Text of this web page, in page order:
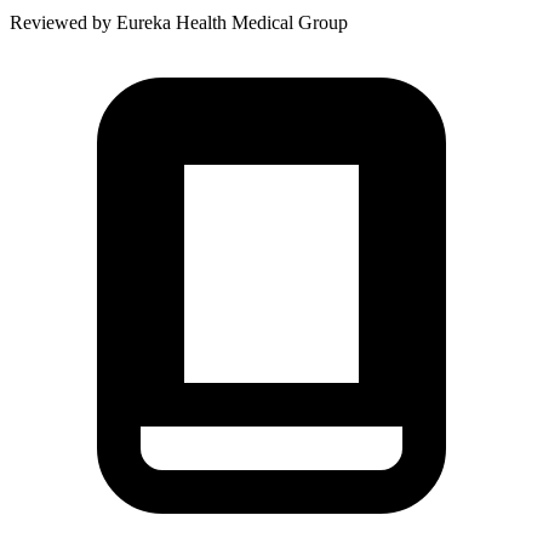
Reviewed by Eureka Health Medical Group